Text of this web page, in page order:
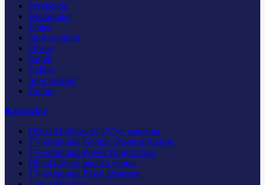
Perakende
Restoranlar
Emlak
Spor salonları
Ofisler
Sağlık
Eğitim
Spor tesisleri
Üretim
Kılavuzlar
Dizüstü bilgisayarı TV'ye yansıtma
TV ekranında Google Sheets gösterme
TV ekranında Power BI gösterme
Dijital duyuru panosu yapma
TV ekranında Excel gösterme